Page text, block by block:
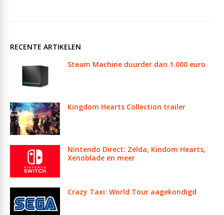
RECENTE ARTIKELEN
Steam Machine duurder dan 1.000 euro
Kingdom Hearts Collection trailer
Nintendo Direct: Zelda, Kindom Hearts,
Xenoblade en meer
Crazy Taxi: World Tour aagekondigd